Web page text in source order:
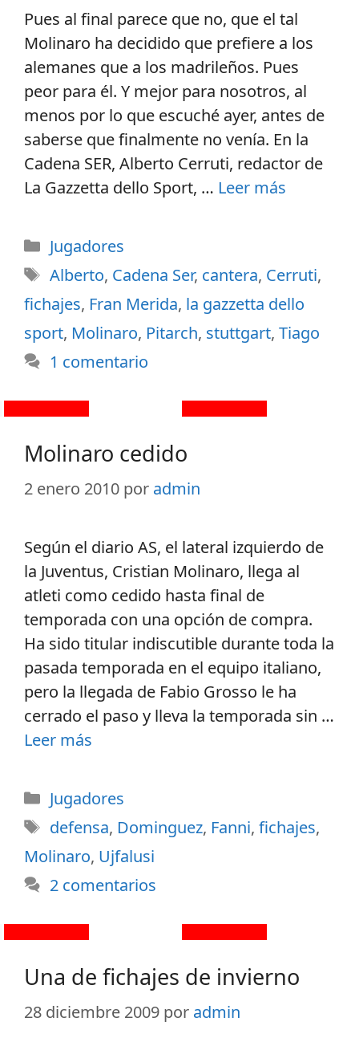
Pues al final parece que no, que el tal
Molinaro ha decidido que prefiere a los
alemanes que a los madrileños. Pues
peor para él. Y mejor para nosotros, al
menos por lo que escuché ayer, antes de
saberse que finalmente no venía. En la
Cadena SER, Alberto Cerruti, redactor de
La Gazzetta dello Sport, … Leer más
Jugadores
Alberto, Cadena Ser, cantera, Cerruti,
fichajes, Fran Merida, la gazzetta dello
sport, Molinaro, Pitarch, stuttgart, Tiago
1 comentario
Molinaro cedido
2 enero 2010 por admin
Según el diario AS, el lateral izquierdo de
la Juventus, Cristian Molinaro, llega al
atleti como cedido hasta final de
temporada con una opción de compra.
Ha sido titular indiscutible durante toda la
pasada temporada en el equipo italiano,
pero la llegada de Fabio Grosso le ha
cerrado el paso y lleva la temporada sin …
Leer más
Jugadores
defensa, Dominguez, Fanni, fichajes,
Molinaro, Ujfalusi
2 comentarios
Una de fichajes de invierno
28 diciembre 2009 por admin